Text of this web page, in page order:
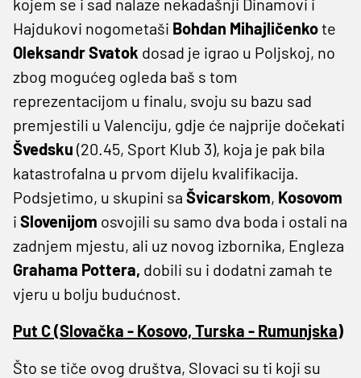
kojem se i sad nalaze nekadašnji Dinamovi i
Hajdukovi nogometaši Bohdan Mihajličenkote
Oleksandr Svatok dosad je igrao u Poljskoj, no
zbog mogućeg ogleda baš s tom
reprezentacijom u finalu, svoju su bazu sad
premjestili u Valenciju, gdje će najprije dočekati
Švedsku (20.45, Sport Klub 3), koja je pak bila
katastrofalna u prvom dijelu kvalifikacija.
Podsjetimo, u skupini sa Švicarskom, Kosovom
i Slovenijom osvojili su samo dva boda i ostali na
zadnjem mjestu, ali uz novog izbornika, Engleza
Grahama Pottera, dobili su i dodatni zamah te
vjeru u bolju budućnost.
Put C (Slovačka - Kosovo, Turska - Rumunjska)
Što se tiče ovog društva, Slovaci su ti koji su